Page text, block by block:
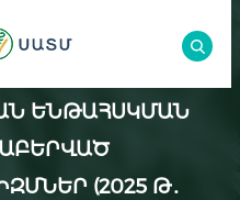
ԵՆԹԱՀՍԿՄԱՆ
(2025 Թ․